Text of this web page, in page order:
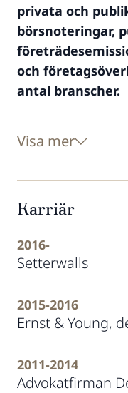
privata och
börsnoteringar,
och
antal branscher.
Visa mer
Karriär
2016-
Setterwalls
2015-2016
Ernst & Young,
2011-2014
Advokatfirman